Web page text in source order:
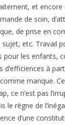
et encore
de soin,
de prise en
etc. Travail
pour les enfants,
d’efficiences à
manque.
ce n’est pas
le règne de
d’une